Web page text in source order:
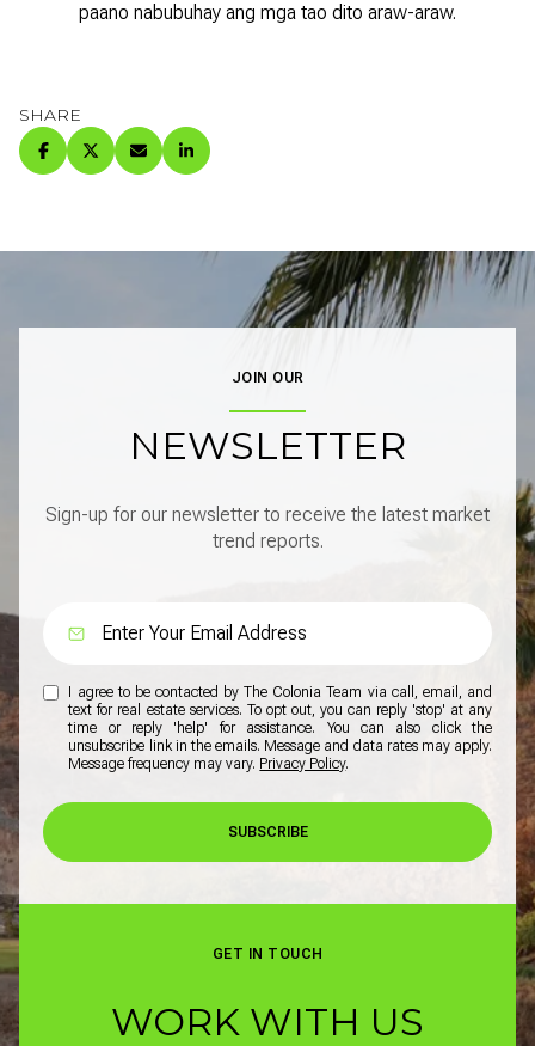
paano nabubuhay ang mga tao dito araw-araw.
SHARE
JOIN OUR
NEWSLETTER
Sign-up for our newsletter to receive the latest market
trend reports.
I agree to be contacted by The Colonia Team via call, email, and
text for real estate services. To opt out, you can reply 'stop' at any
time or reply 'help' for assistance. You can also click the
unsubscribe link in the emails. Message and data rates may apply.
Message frequency may vary. Privacy Policy.
SUBSCRIBE
GET IN TOUCH
WORK WITH US